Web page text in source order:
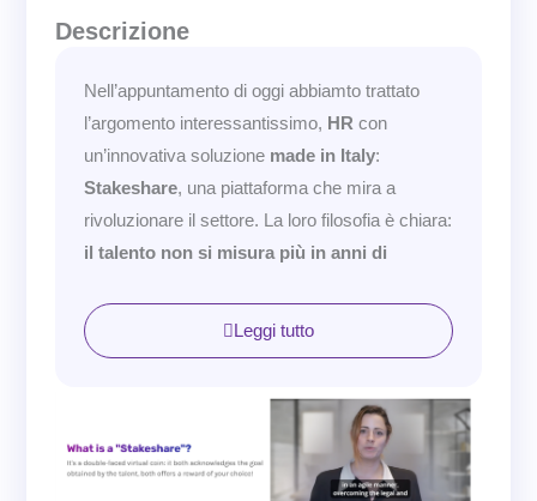
Descrizione
Nell’appuntamento di oggi abbiamto trattato
l’argomento interessantissimo, HR con
un’innovativa soluzione made in Italy:
Stakeshare, una piattaforma che mira a
rivoluzionare il settore. La loro filosofia è chiara:
il talento non si misura più in anni di
L’idea centrale è l’introduzione di un
virtuale
che certifica e premia i risultati ottenuti
personalizzabili all’interno dell’azienda. Ma c’è
di più: questi gettoni possono essere
scambiati su un marketplace , rendendo il
Leggi tutto